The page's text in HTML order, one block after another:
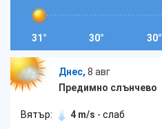
31° 30° 30°
Днес, 8 авг
Предимно слънчево
Вятър: 4 m/s - слаб